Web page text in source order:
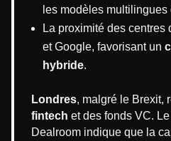
les modèles multilingues
La proximité des centres
et Google, favorisant un
hybride.
Londres, malgré le Brexit,
fintech et des fonds VC.
Dealroom indique que la